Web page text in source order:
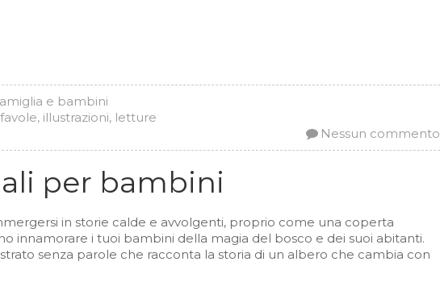
e bambini
favole, illustrazioni, letture
Nessun commento
per bambini
in storie calde e avvolgenti, proprio come una coperta
innamorare i tuoi bambini della magia del bosco e dei suoi abitanti.
senza parole che racconta la storia di un albero che cambia con